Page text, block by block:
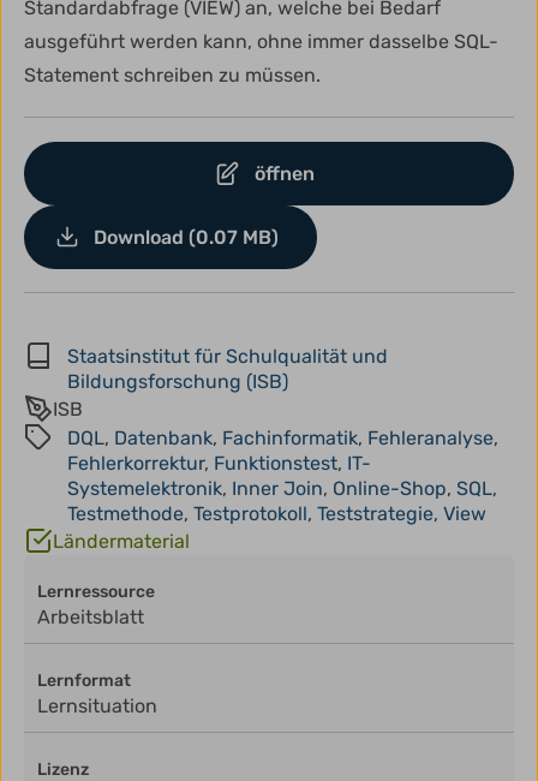
Standardabfrage (VIEW) an, welche bei Bedarf
ausgeführt werden kann, ohne immer dasselbe SQL-
Statement schreiben zu müssen.
öffnen
Download (0.07 MB)
Staatsinstitut für Schulqualität und
Bildungsforschung (ISB)
ISB
DQL, Datenbank, Fachinformatik, Fehleranalyse,
Fehlerkorrektur, Funktionstest, IT-
Systemelektronik, Inner Join, Online-Shop, SQL,
Testmethode, Testprotokoll, Teststrategie, View
Ländermaterial
Lernressource
Arbeitsblatt
Lernformat
Lernsituation
Lizenz